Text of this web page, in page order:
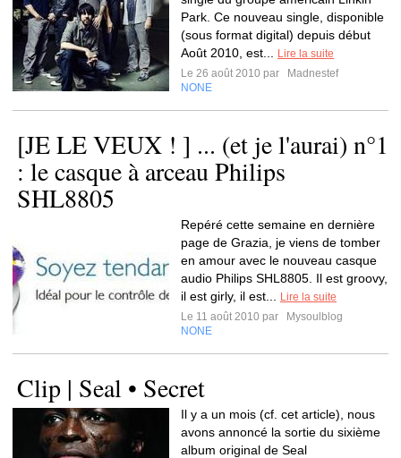
Park. Ce nouveau single, disponible
(sous format digital) depuis début
Août 2010, est...
Lire la suite
Le 26 août 2010 par
Madnestef
NONE
[JE LE VEUX ! ] ... (et je l'aurai) n°1
: le casque à arceau Philips
SHL8805
Repéré cette semaine en dernière
page de Grazia, je viens de tomber
en amour avec le nouveau casque
audio Philips SHL8805. Il est groovy,
il est girly, il est...
Lire la suite
Le 11 août 2010 par
Mysoulblog
NONE
Clip | Seal • Secret
Il y a un mois (cf. cet article), nous
avons annoncé la sortie du sixième
album original de Seal